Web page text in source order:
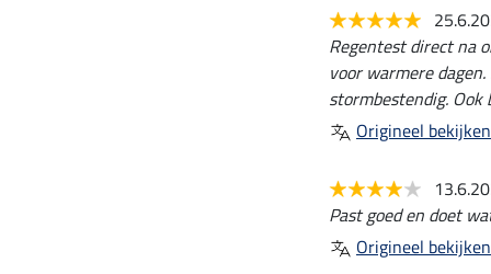
Regentest direct na
voor warmere
stormbestendig.
Origineel bekijken
Past goed en doet
Origineel bekijken